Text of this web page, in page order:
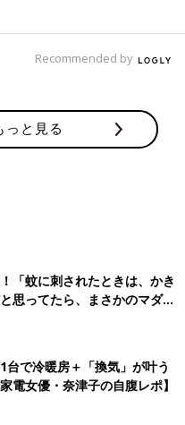
Recommended by
っと見る
「蚊に刺されたときは、かき
思ってたら、まさかのマダ
台で冷暖房＋「換気」が叶う
電女優・奈津子の自腹レポ】